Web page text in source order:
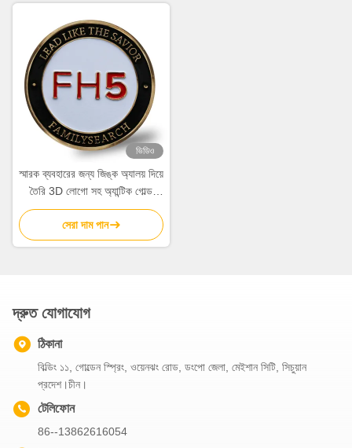
ভিডিও
স্মারক ব্যবহারের জন্য জিঙ্ক অ্যালয় দিয়ে
তৈরি 3D লোগো সহ অ্যান্টিক গোল্ড
কাস্টম চ্যালেঞ্জ কয়েন
সেরা দাম পান
দ্রুত যোগাযোগ
ঠিকানা
বিল্ডিং ১১, গোল্ডেন স্প্রিং, ওয়েনঝং রোড, ডংপো জেলা, মেইশান সিটি, সিচুয়ান
প্রদেশ।চীন।
টেলিফোন
86--13862616054